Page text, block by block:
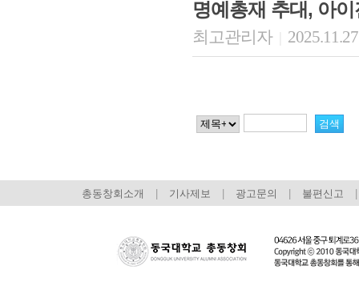
명예총재 추대, 아
최고관리자
총동창회소개 기사제보 광고문의 불편신고